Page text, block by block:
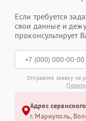
Если требуется
свои данные и
проконсультирует
Отправляя заявку на
Адрес
г. Мариуполь,